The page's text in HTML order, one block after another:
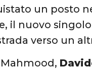
un posto
il nuovo
verso un